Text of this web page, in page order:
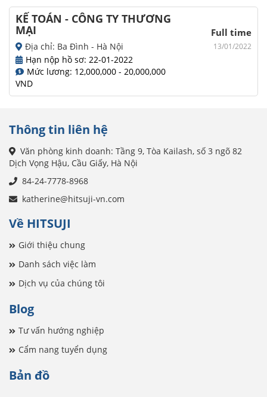
KẾ TOÁN - CÔNG TY THƯƠNG
MẠI
Địa chỉ: Ba Đình - Hà Nội
Hạn nộp hồ sơ: 22-01-2022
Mức lương: 12,000,000 - 20,000,000
VND
Full time
13/01/2022
Thông tin liên hệ
Văn phòng kinh doanh: Tầng 9, Tòa Kailash, số 3 ngõ 82
Dịch Vọng Hậu, Cầu Giấy, Hà Nội
84-24-7778-8968
katherine@hitsuji-vn.com
Về HITSUJI
Giới thiệu chung
Danh sách việc làm
Dịch vụ của chúng tôi
Blog
Tư vấn hướng nghiệp
Cẩm nang tuyển dụng
Bản đồ